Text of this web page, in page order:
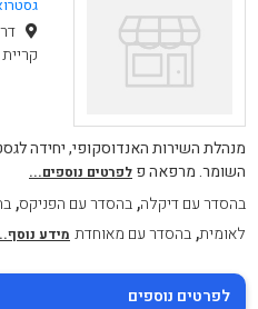
קריית
מנהלת השירות האנדוסקופי, יחידה
השומר. מרפאה פ לפרטים נוספים...
בהסדר עם דיקלה,בהסדר עם הפניקס,
לאומית,בהסדר עם מאוחדת מידע
לפרטים נוספים